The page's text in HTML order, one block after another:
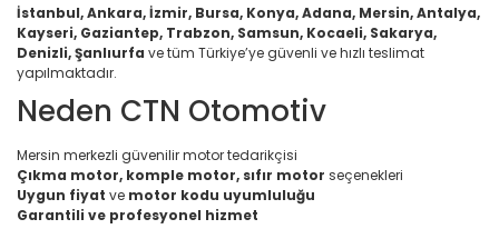
İstanbul, Ankara, İzmir, Bursa, Konya, Adana, Mersin, Antalya,
Kayseri, Gaziantep, Trabzon, Samsun, Kocaeli, Sakarya,
Denizli, Şanlıurfa ve tüm Türkiye’ye güvenli ve hızlı teslimat
yapılmaktadır.
Neden CTN Otomotiv
Mersin merkezli güvenilir motor tedarikçisi
Çıkma motor, komple motor, sıfır motor seçenekleri
Uygun fiyat ve motor kodu uyumluluğu
Garantili ve profesyonel hizmet